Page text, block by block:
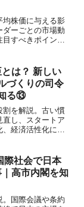
均株価に与える影
ダーごとの市場動
目すべきポイント
は？ 新しい
づくりの司令
る⑬
割を解説。古い慣
し、スタートア
経済活性化につ
際社会で日本
高市内閣を知
国際会議や条約